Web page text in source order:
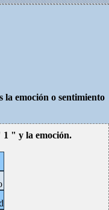
la emoción o sentimiento
1 " y la emoción.